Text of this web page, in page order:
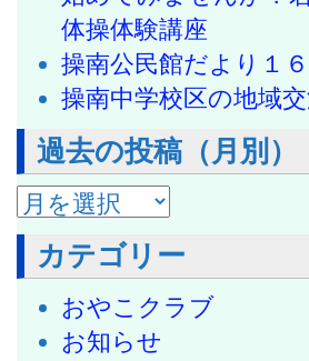
体操体験講座
操南公民館だより１
操南中学校区の地域
過去の投稿（月別）
過去の投稿（月別）
カテゴリー
おやこクラブ
お知らせ